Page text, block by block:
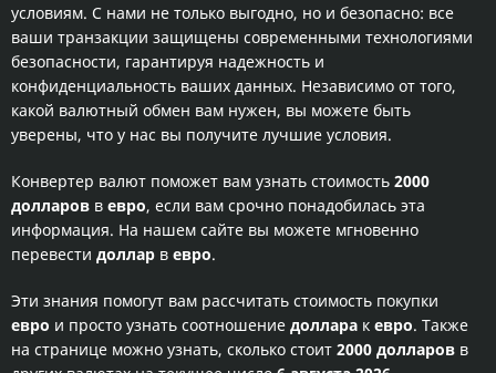
условиям. С нами не только выгодно, но и безопасно: все
ваши транзакции защищены современными технологиями
безопасности, гарантируя надежность и
конфиденциальность ваших данных. Независимо от того,
какой валютный обмен вам нужен, вы можете быть
уверены, что у нас вы получите лучшие условия.
Конвертер валют поможет вам узнать стоимость 2000
долларов в евро, если вам срочно понадобилась эта
информация. На нашем сайте вы можете мгновенно
перевести доллар в евро.
Эти знания помогут вам рассчитать стоимость покупки
евро и просто узнать соотношение доллара к евро. Также
на странице можно узнать, сколько стоит 2000 долларов в